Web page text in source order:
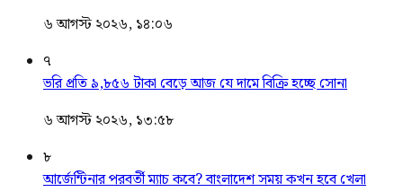
৬ আগস্ট ২০২৬, ১৪:০৬
৭
ভরি প্রতি ৯,৮৫৬ টাকা বেড়ে আজ যে দামে বিক্রি হচ্ছে সোনা
৬ আগস্ট ২০২৬, ১৩:৫৮
৮
আর্জেন্টিনার পরবর্তী ম্যাচ কবে? বাংলাদেশ সময় কখন হবে খেলা